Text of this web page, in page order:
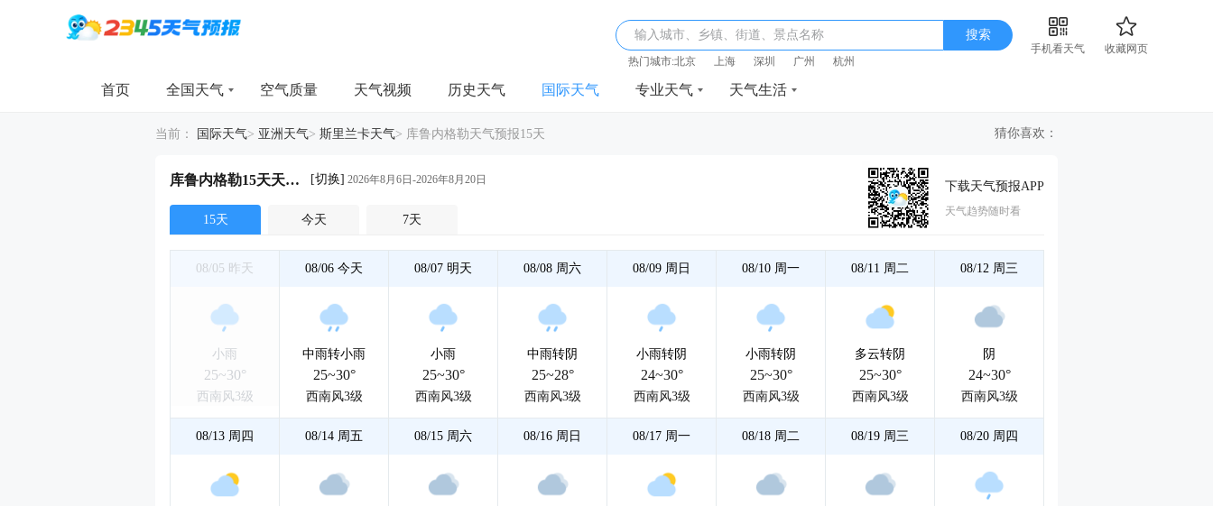
输入城市、乡镇、街道、景点名称 搜索
手机看天气
收藏网页
热门城市:北京 上海 深圳 广州 杭州
首页 全国天气 空气质量 天气视频 历史天气 国际天气 专业天气 天气生活
当前： 国际天气> 亚洲天气> 斯里兰卡天气> 库鲁内格勒天气预报15天 猜你喜欢：
库鲁内格勒15天天气详情 [切换] 2026年8月6日-2026年8月20日
15天 今天 7天
下载天气预报APP
天气趋势随时看
08/05 昨天
小雨
25~30°
西南风3级
08/06 今天
中雨转小雨
25~30°
西南风3级
08/07 明天
小雨
25~30°
西南风3级
08/08 周六
中雨转阴
25~28°
西南风3级
08/09 周日
小雨转阴
24~30°
西南风3级
08/10 周一
小雨转阴
25~30°
西南风3级
08/11 周二
多云转阴
25~30°
西南风3级
08/12 周三
阴
24~30°
西南风3级
08/13 周四 08/14 周五 08/15 周六 08/16 周日 08/17 周一 08/18 周二 08/19 周三 08/20 周四